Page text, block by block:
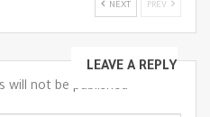
NEXT
LEAVE A REPLY
will not be published.